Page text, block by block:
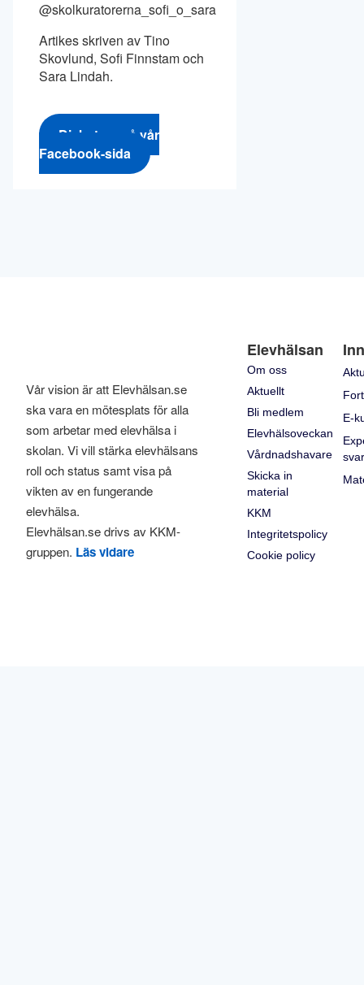
@skolkuratorerna_sofi_o_sara
Artikes skriven av Tino
Skovlund, Sofi Finnstam och
Sara Lindah.
Diskutera på vår
Facebook-sida
Vår vision är att Elevhälsan.se
ska vara en mötesplats för alla
som arbetar med elevhälsa i
skolan. Vi vill stärka elevhälsans
roll och status samt visa på
vikten av en fungerande
elevhälsa.
Elevhälsan.se drivs av KKM-
gruppen. Läs vidare
Elevhälsan
Om oss
Aktuellt
Bli medlem
Elevhälsoveckan
Vårdnadshavare
Skicka in
material
KKM
Integritetspolicy
Cookie policy
E-